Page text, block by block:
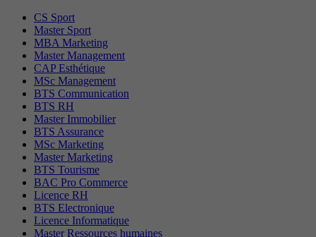
CS Sport
Master Sport
MBA Marketing
Master Management
CAP Esthétique
MSc Management
BTS Communication
BTS RH
Master Immobilier
BTS Assurance
MSc Marketing
Master Marketing
BTS Tourisme
BAC Pro Commerce
Licence RH
BTS Electronique
Licence Informatique
Master Ressources humaines